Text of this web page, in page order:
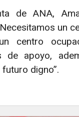
de ANA,
un
centro
de apoyo,
digno”.